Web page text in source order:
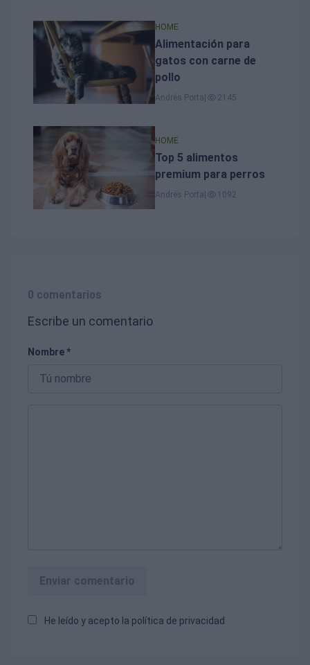
HOME
Alimentación para
gatos con carne de
pollo
Andrés Porta 2145
HOME
Top 5 alimentos
premium para perros
Andrés Porta 1092
0 comentarios
Escribe un comentario
Nombre *
Enviar comentario
He leído y acepto la política de privacidad